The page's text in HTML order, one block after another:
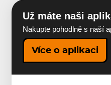
Už máte naši
Nakupte pohodlně s naší
Více o aplikaci